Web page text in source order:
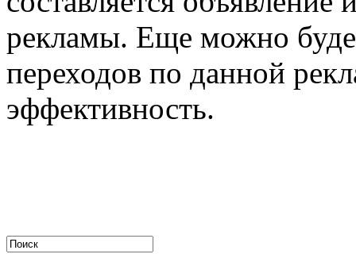
рекламы. Еще можно
переходов по данной
эффективность.